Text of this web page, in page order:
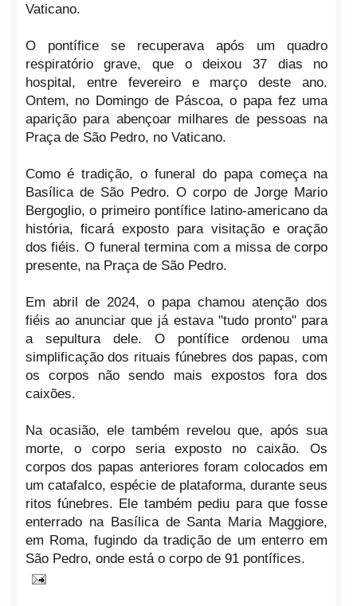
Vaticano.
O pontífice se recuperava após um quadro
respiratório grave, que o deixou 37 dias no
hospital, entre fevereiro e março deste ano.
Ontem, no Domingo de Páscoa, o papa fez uma
aparição para abençoar milhares de pessoas na
Praça de São Pedro, no Vaticano.
Como é tradição, o funeral do papa começa na
Basílica de São Pedro. O corpo de Jorge Mario
Bergoglio, o primeiro pontífice latino-americano da
história, ficará exposto para visitação e oração
dos fiéis. O funeral termina com a missa de corpo
presente, na Praça de São Pedro.
Em abril de 2024, o papa chamou atenção dos
fiéis ao anunciar que já estava "tudo pronto" para
a sepultura dele. O pontífice ordenou uma
simplificação dos rituais fúnebres dos papas, com
os corpos não sendo mais expostos fora dos
caixões.
Na ocasião, ele também revelou que, após sua
morte, o corpo seria exposto no caixão. Os
corpos dos papas anteriores foram colocados em
um catafalco, espécie de plataforma, durante seus
ritos fúnebres. Ele também pediu para que fosse
enterrado na Basílica de Santa Maria Maggiore,
em Roma, fugindo da tradição de um enterro em
São Pedro, onde está o corpo de 91 pontífices.